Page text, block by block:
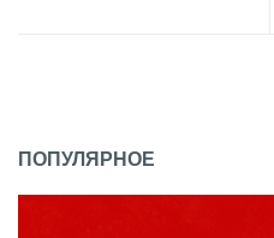
ПОПУЛЯРНОЕ